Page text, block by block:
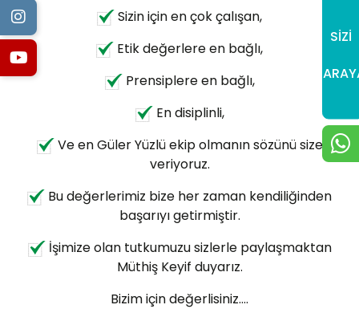
SİZİ
Sizin için en çok çalışan,
Etik değerlere en bağlı,
Prensiplere en bağlı,
En disiplinli,
Ve en Güler Yüzlü ekip olmanın sözünü size
veriyoruz.
Bu değerlerimiz bize her zaman kendiliğinden
başarıyı getirmiştir.
İşimize olan tutkumuzu sizlerle paylaşmaktan
Müthiş Keyif duyarız.
Bizim için değerlisiniz….